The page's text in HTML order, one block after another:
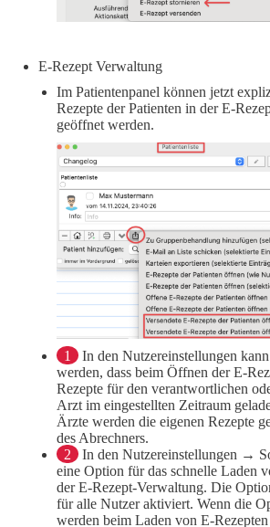
E-Rezept Verwaltung
Im Patientenpanel können jetzt
Rezepte der Patienten in der E-
geöffnet werden.
1
In den Nutzereinstellungen
werden, dass beim Öffnen der E-
Rezepte für den verantwortlichen
Arzt im eingestellten Zeitraum
Ärzte werden die eigenen Rezepte
des Abrechners.
2
In den Nutzereinstellungen →
eine Option für das schnelle Laden
der E-Rezept-Verwaltung. Die
für alle Nutzer aktiviert. Wenn die
werden beim Laden von E-